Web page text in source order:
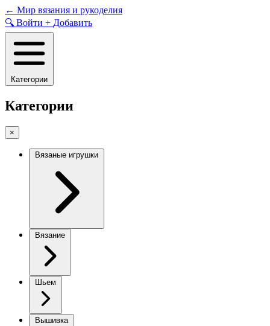
Skip
to
content
← Мир вязания и рукоделия
🔍 Войти + Добавить
Категории
Категории
×
Вязаные игрушки
Вязание
Шьем
Вышивка